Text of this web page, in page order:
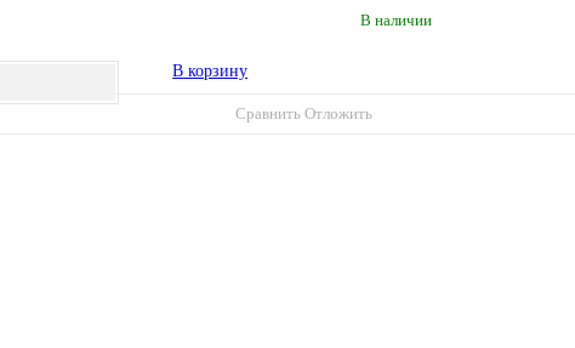
В наличии
В корзину
Сравнить Отложить